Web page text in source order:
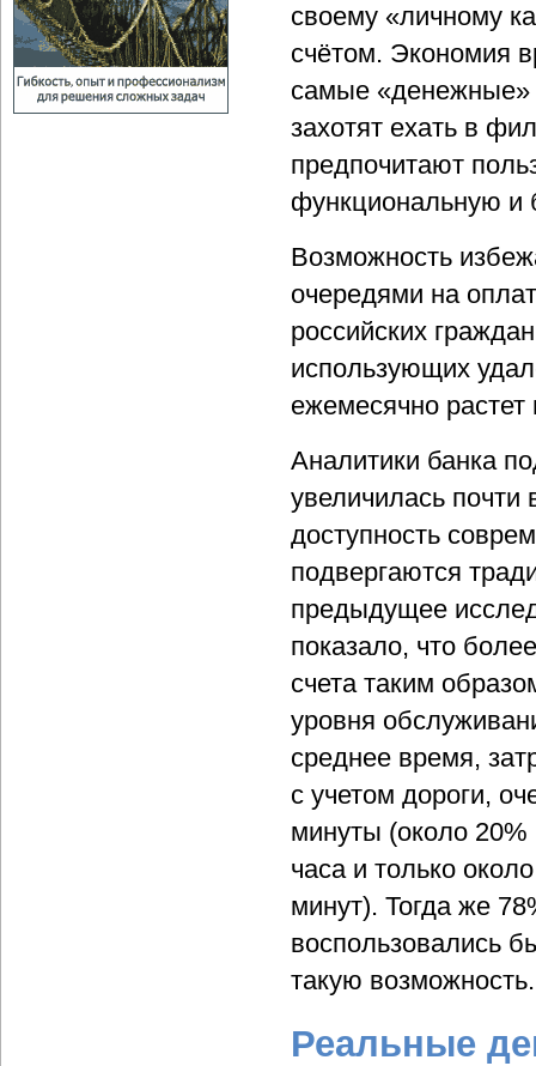
своему «личному
счётом. Экономия
самые «денежные»
захотят ехать в
предпочитают
функциональную и
Возможность
очередями на
российских
использующих
ежемесячно
Аналитики банка
увеличилась почти
доступность
подвергаются
предыдущее
показало, что
счета таким
уровня
среднее время,
с учетом дороги,
минуты (около 20%
часа и только
минут). Тогда же
воспользовались
такую возможность.
Реальные